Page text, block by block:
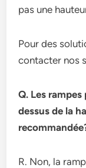
pas une
Pour des
contacter nos
Q. Les
dessus de la
R. Non, la